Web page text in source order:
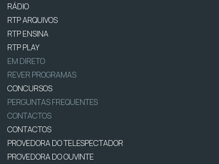
RÁDIO
RTP ARQUIVOS
RTP ENSINA
RTP PLAY
EM DIRETO
REVER PROGRAMAS
CONCURSOS
PERGUNTAS FREQUENTES
CONTACTOS
CONTACTOS
PROVEDORA DO TELESPECTADOR
PROVEDORA DO OUVINTE